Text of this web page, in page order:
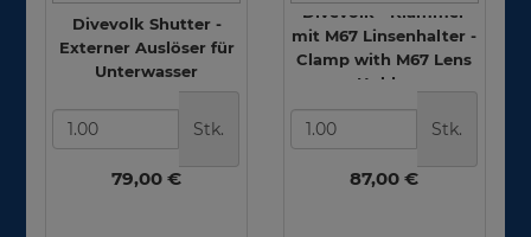
Divevolk Shutter -
Externer Auslöser für
Unterwasser
Stk.
79,00 €
Divevolk - Klammer
mit M67 Linsenhalter -
Clamp with M67 Lens
Holder
Stk.
87,00 €